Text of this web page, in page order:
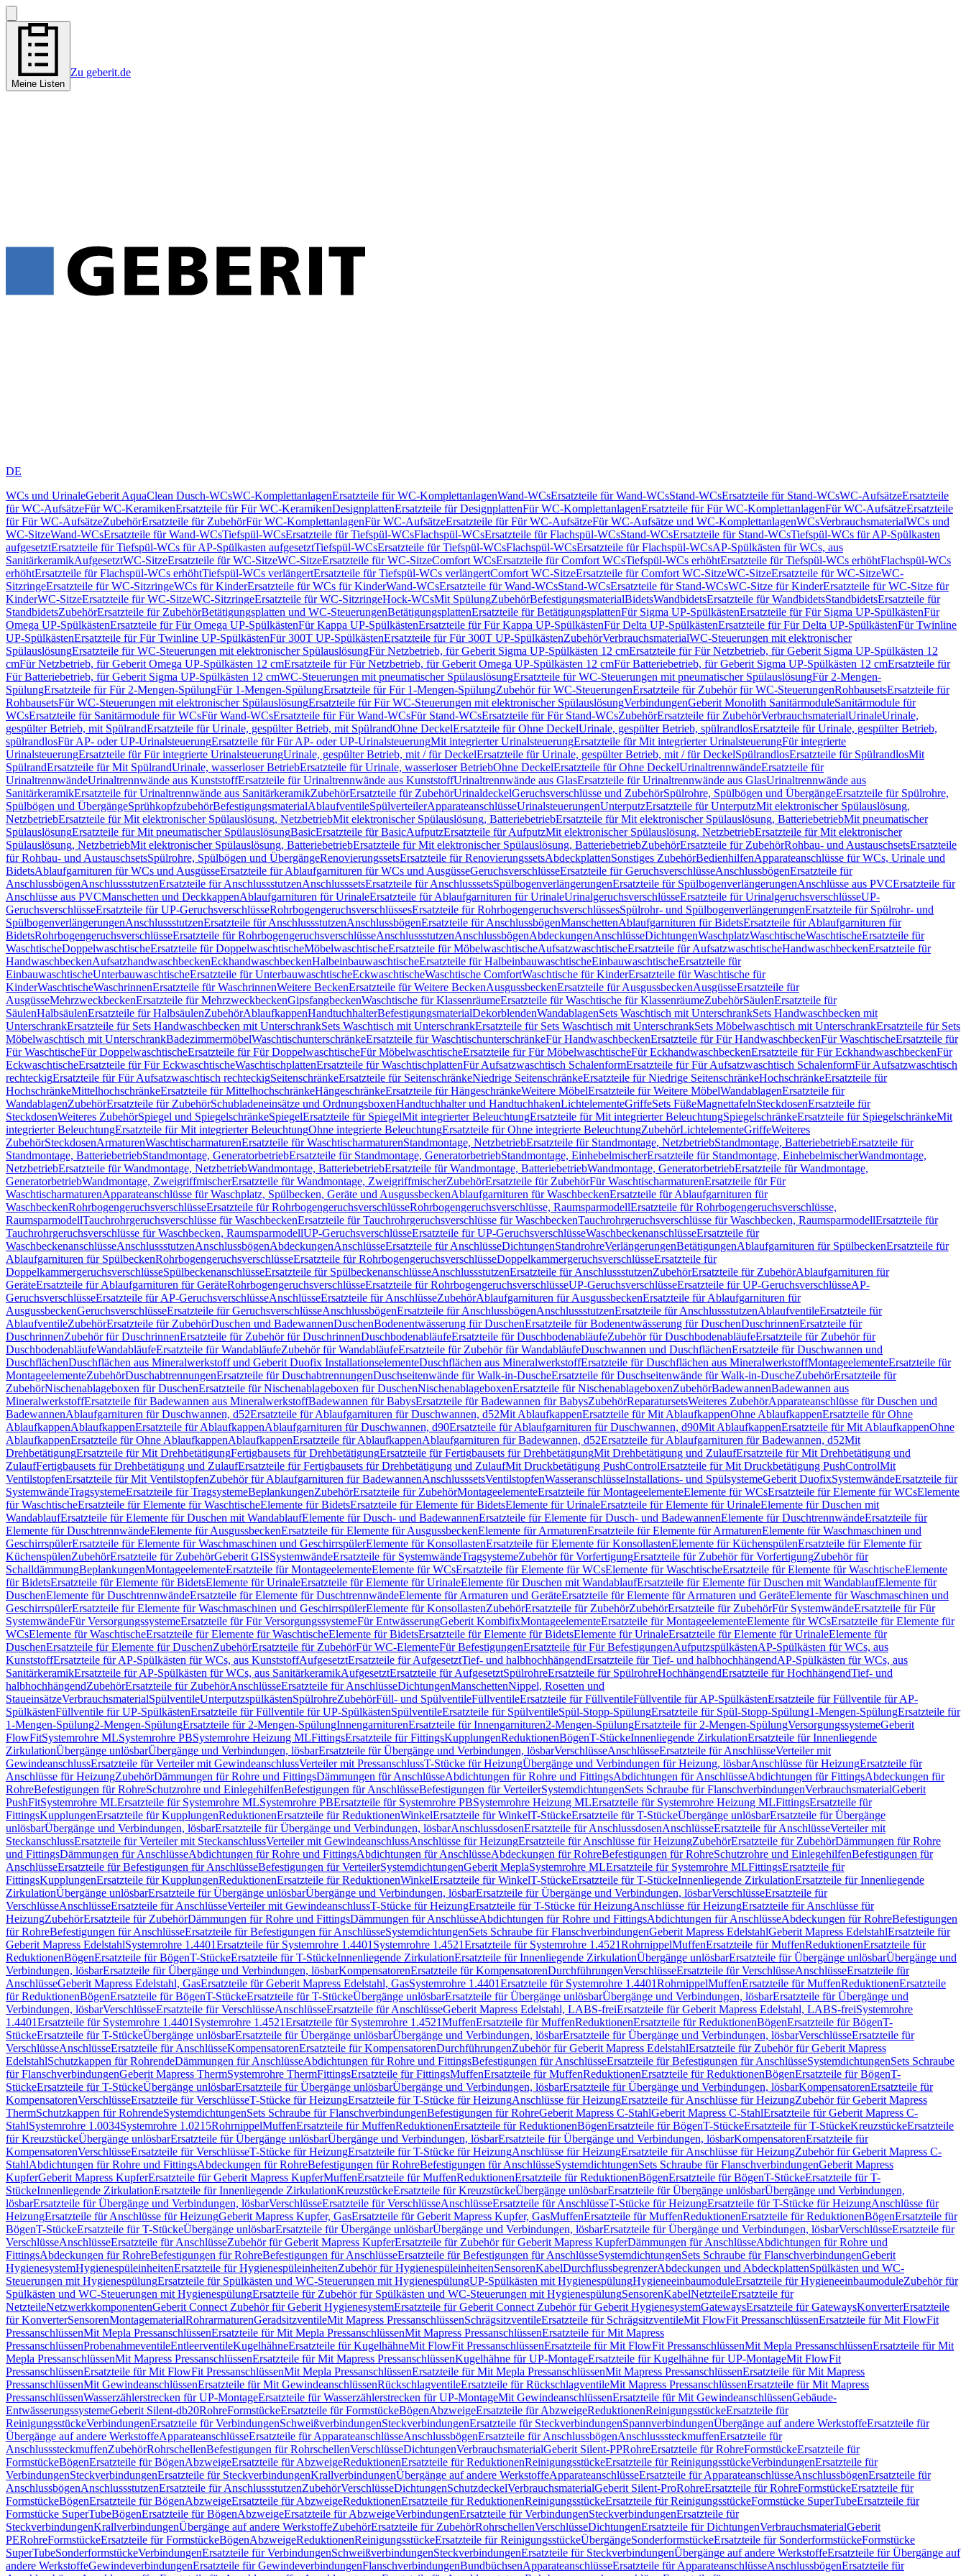
Meine Listen
Zu geberit.de
DE
WCs und UrinaleGeberit AquaClean Dusch-WCsWC-KomplettanlagenErsatzteile für WC-KomplettanlagenWand-WCsErsatzteile für Wand-WCsStand-WCsErsatzteile für Stand-WCsWC-AufsätzeErsatzteile
für WC-AufsätzeFür WC-KeramikenErsatzteile für Für WC-KeramikenDesignplattenErsatzteile für DesignplattenFür WC-KomplettanlagenErsatzteile für Für WC-KomplettanlagenFür WC-AufsätzeErsatzteile
für Für WC-AufsätzeZubehörErsatzteile für ZubehörFür WC-KomplettanlagenFür WC-AufsätzeErsatzteile für Für WC-AufsätzeFür WC-Aufsätze und WC-KomplettanlagenWCsVerbrauchsmaterialWCs und
WC-SitzeWand-WCsErsatzteile für Wand-WCsTiefspül-WCsErsatzteile für Tiefspül-WCsFlachspül-WCsErsatzteile für Flachspül-WCsStand-WCsErsatzteile für Stand-WCsTiefspül-WCs für AP-Spülkasten
aufgesetztErsatzteile für Tiefspül-WCs für AP-Spülkasten aufgesetztTiefspül-WCsErsatzteile für Tiefspül-WCsFlachspül-WCsErsatzteile für Flachspül-WCsAP-Spülkästen für WCs, aus
SanitärkeramikAufgesetztWC-SitzeErsatzteile für WC-SitzeWC-SitzeErsatzteile für WC-SitzeComfort WCsErsatzteile für Comfort WCsTiefspül-WCs erhöhtErsatzteile für Tiefspül-WCs erhöhtFlachspül-WCs
erhöhtErsatzteile für Flachspül-WCs erhöhtTiefspül-WCs verlängertErsatzteile für Tiefspül-WCs verlängertComfort WC-SitzeErsatzteile für Comfort WC-SitzeWC-SitzeErsatzteile für WC-SitzeWC-
SitzringeErsatzteile für WC-SitzringeWCs für KinderErsatzteile für WCs für KinderWand-WCsErsatzteile für Wand-WCsStand-WCsErsatzteile für Stand-WCsWC-Sitze für KinderErsatzteile für WC-Sitze für
KinderWC-SitzeErsatzteile für WC-SitzeWC-SitzringeErsatzteile für WC-SitzringeHock-WCsMit SpülungZubehörBefestigungsmaterialBidetsWandbidetsErsatzteile für WandbidetsStandbidetsErsatzteile für
StandbidetsZubehörErsatzteile für ZubehörBetätigungsplatten und WC-SteuerungenBetätigungsplattenErsatzteile für BetätigungsplattenFür Sigma UP-SpülkästenErsatzteile für Für Sigma UP-SpülkästenFür
Omega UP-SpülkästenErsatzteile für Für Omega UP-SpülkästenFür Kappa UP-SpülkästenErsatzteile für Für Kappa UP-SpülkästenFür Delta UP-SpülkästenErsatzteile für Für Delta UP-SpülkästenFür Twinline
UP-SpülkästenErsatzteile für Für Twinline UP-SpülkästenFür 300T UP-SpülkästenErsatzteile für Für 300T UP-SpülkästenZubehörVerbrauchsmaterialWC-Steuerungen mit elektronischer
SpülauslösungErsatzteile für WC-Steuerungen mit elektronischer SpülauslösungFür Netzbetrieb, für Geberit Sigma UP-Spülkästen 12 cmErsatzteile für Für Netzbetrieb, für Geberit Sigma UP-Spülkästen 12
cmFür Netzbetrieb, für Geberit Omega UP-Spülkästen 12 cmErsatzteile für Für Netzbetrieb, für Geberit Omega UP-Spülkästen 12 cmFür Batteriebetrieb, für Geberit Sigma UP-Spülkästen 12 cmErsatzteile für
Für Batteriebetrieb, für Geberit Sigma UP-Spülkästen 12 cmWC-Steuerungen mit pneumatischer SpülauslösungErsatzteile für WC-Steuerungen mit pneumatischer SpülauslösungFür 2-Mengen-
SpülungErsatzteile für Für 2-Mengen-SpülungFür 1-Mengen-SpülungErsatzteile für Für 1-Mengen-SpülungZubehör für WC-SteuerungenErsatzteile für Zubehör für WC-SteuerungenRohbausetsErsatzteile für
RohbausetsFür WC-Steuerungen mit elektronischer SpülauslösungErsatzteile für Für WC-Steuerungen mit elektronischer SpülauslösungVerbindungenGeberit Monolith SanitärmoduleSanitärmodule für
WCsErsatzteile für Sanitärmodule für WCsFür Wand-WCsErsatzteile für Für Wand-WCsFür Stand-WCsErsatzteile für Für Stand-WCsZubehörErsatzteile für ZubehörVerbrauchsmaterialUrinaleUrinale,
gespülter Betrieb, mit SpülrandErsatzteile für Urinale, gespülter Betrieb, mit SpülrandOhne DeckelErsatzteile für Ohne DeckelUrinale, gespülter Betrieb, spülrandlosErsatzteile für Urinale, gespülter Betrieb,
spülrandlosFür AP- oder UP-UrinalsteuerungErsatzteile für Für AP- oder UP-UrinalsteuerungMit integrierter UrinalsteuerungErsatzteile für Mit integrierter UrinalsteuerungFür integrierte
UrinalsteuerungErsatzteile für Für integrierte UrinalsteuerungUrinale, gespülter Betrieb, mit / für DeckelErsatzteile für Urinale, gespülter Betrieb, mit / für DeckelSpülrandlosErsatzteile für SpülrandlosMit
SpülrandErsatzteile für Mit SpülrandUrinale, wasserloser BetriebErsatzteile für Urinale, wasserloser BetriebOhne DeckelErsatzteile für Ohne DeckelUrinaltrennwändeErsatzteile für
UrinaltrennwändeUrinaltrennwände aus KunststoffErsatzteile für Urinaltrennwände aus KunststoffUrinaltrennwände aus GlasErsatzteile für Urinaltrennwände aus GlasUrinaltrennwände aus
SanitärkeramikErsatzteile für Urinaltrennwände aus SanitärkeramikZubehörErsatzteile für ZubehörUrinaldeckelGeruchsverschlüsse und ZubehörSpülrohre, Spülbögen und ÜbergängeErsatzteile für Spülrohre,
Spülbögen und ÜbergängeSprühkopfzubehörBefestigungsmaterialAblaufventileSpülverteilerApparateanschlüsseUrinalsteuerungenUnterputzErsatzteile für UnterputzMit elektronischer Spülauslösung,
NetzbetriebErsatzteile für Mit elektronischer Spülauslösung, NetzbetriebMit elektronischer Spülauslösung, BatteriebetriebErsatzteile für Mit elektronischer Spülauslösung, BatteriebetriebMit pneumatischer
SpülauslösungErsatzteile für Mit pneumatischer SpülauslösungBasicErsatzteile für BasicAufputzErsatzteile für AufputzMit elektronischer Spülauslösung, NetzbetriebErsatzteile für Mit elektronischer
Spülauslösung, NetzbetriebMit elektronischer Spülauslösung, BatteriebetriebErsatzteile für Mit elektronischer Spülauslösung, BatteriebetriebZubehörErsatzteile für ZubehörRohbau- und AustauschsetsErsatzteile
für Rohbau- und AustauschsetsSpülrohre, Spülbögen und ÜbergängeRenovierungssetsErsatzteile für RenovierungssetsAbdeckplattenSonstiges ZubehörBedienhilfenApparateanschlüsse für WCs, Urinale und
BidetsAblaufgarnituren für WCs und AusgüsseErsatzteile für Ablaufgarnituren für WCs und AusgüsseGeruchsverschlüsseErsatzteile für GeruchsverschlüsseAnschlussbögenErsatzteile für
AnschlussbögenAnschlussstutzenErsatzteile für AnschlussstutzenAnschlusssetsErsatzteile für AnschlusssetsSpülbogenverlängerungenErsatzteile für SpülbogenverlängerungenAnschlüsse aus PVCErsatzteile für
Anschlüsse aus PVCManschetten und DeckkappenAblaufgarnituren für UrinaleErsatzteile für Ablaufgarnituren für UrinaleUrinalgeruchsverschlüsseErsatzteile für UrinalgeruchsverschlüsseUP-
GeruchsverschlüsseErsatzteile für UP-GeruchsverschlüsseRohrbogengeruchsverschlüssesErsatzteile für RohrbogengeruchsverschlüssesSpülrohr- und SpülbogenverlängerungenErsatzteile für Spülrohr- und
SpülbogenverlängerungenAnschlussstutzenErsatzteile für AnschlussstutzenAnschlussbögenErsatzteile für AnschlussbögenManschettenAblaufgarnituren für BidetsErsatzteile für Ablaufgarnituren für
BidetsRohrbogengeruchsverschlüsseErsatzteile für RohrbogengeruchsverschlüsseAnschlussstutzenAnschlussbögenAbdeckungenAnschlüsseDichtungenWaschplatzWaschtischeWaschtischeErsatzteile für
WaschtischeDoppelwaschtischeErsatzteile für DoppelwaschtischeMöbelwaschtischeErsatzteile für MöbelwaschtischeAufsatzwaschtischeErsatzteile für AufsatzwaschtischeHandwaschbeckenErsatzteile für
HandwaschbeckenAufsatzhandwaschbeckenEckhandwaschbeckenHalbeinbauwaschtischeErsatzteile für HalbeinbauwaschtischeEinbauwaschtischeErsatzteile für
EinbauwaschtischeUnterbauwaschtischeErsatzteile für UnterbauwaschtischeEckwaschtischeWaschtische ComfortWaschtische für KinderErsatzteile für Waschtische für
KinderWaschtischeWaschrinnenErsatzteile für WaschrinnenWeitere BeckenErsatzteile für Weitere BeckenAusgussbeckenErsatzteile für AusgussbeckenAusgüsseErsatzteile für
AusgüsseMehrzweckbeckenErsatzteile für MehrzweckbeckenGipsfangbeckenWaschtische für KlassenräumeErsatzteile für Waschtische für KlassenräumeZubehörSäulenErsatzteile für
SäulenHalbsäulenErsatzteile für HalbsäulenZubehörAblaufkappenHandtuchhalterBefestigungsmaterialDekorblendenWandablagenSets Waschtisch mit UnterschrankSets Handwaschbecken mit
UnterschrankErsatzteile für Sets Handwaschbecken mit UnterschrankSets Waschtisch mit UnterschrankErsatzteile für Sets Waschtisch mit UnterschrankSets Möbelwaschtisch mit UnterschrankErsatzteile für Sets
Möbelwaschtisch mit UnterschrankBadezimmermöbelWaschtischunterschränkeErsatzteile für WaschtischunterschränkeFür HandwaschbeckenErsatzteile für Für HandwaschbeckenFür WaschtischeErsatzteile für
Für WaschtischeFür DoppelwaschtischeErsatzteile für Für DoppelwaschtischeFür MöbelwaschtischeErsatzteile für Für MöbelwaschtischeFür EckhandwaschbeckenErsatzteile für Für EckhandwaschbeckenFür
EckwaschtischeErsatzteile für Für EckwaschtischeWaschtischplattenErsatzteile für WaschtischplattenFür Aufsatzwaschtisch SchalenformErsatzteile für Für Aufsatzwaschtisch SchalenformFür Aufsatzwaschtisch
rechteckigErsatzteile für Für Aufsatzwaschtisch rechteckigSeitenschränkeErsatzteile für SeitenschränkeNiedrige SeitenschränkeErsatzteile für Niedrige SeitenschränkeHochschränkeErsatzteile für
HochschränkeMittelhochschränkeErsatzteile für MittelhochschränkeHängeschränkeErsatzteile für HängeschränkeWeitere MöbelErsatzteile für Weitere MöbelWandablagenErsatzteile für
WandablagenZubehörErsatzteile für ZubehörSchubladeneinsätze und OrdnungsboxenHandtuchhalter und HandtuchhakenLichtelementeGriffeSets FüßeMagnettafelnSteckdosenErsatzteile für
SteckdosenWeiteres ZubehörSpiegel und SpiegelschränkeSpiegelErsatzteile für SpiegelMit integrierter BeleuchtungErsatzteile für Mit integrierter BeleuchtungSpiegelschränkeErsatzteile für SpiegelschränkeMit
integrierter BeleuchtungErsatzteile für Mit integrierter BeleuchtungOhne integrierte BeleuchtungErsatzteile für Ohne integrierte BeleuchtungZubehörLichtelementeGriffeWeiteres
ZubehörSteckdosenArmaturenWaschtischarmaturenErsatzteile für WaschtischarmaturenStandmontage, NetzbetriebErsatzteile für Standmontage, NetzbetriebStandmontage, BatteriebetriebErsatzteile für
Standmontage, BatteriebetriebStandmontage, GeneratorbetriebErsatzteile für Standmontage, GeneratorbetriebStandmontage, EinhebelmischerErsatzteile für Standmontage, EinhebelmischerWandmontage,
NetzbetriebErsatzteile für Wandmontage, NetzbetriebWandmontage, BatteriebetriebErsatzteile für Wandmontage, BatteriebetriebWandmontage, GeneratorbetriebErsatzteile für Wandmontage,
GeneratorbetriebWandmontage, ZweigriffmischerErsatzteile für Wandmontage, ZweigriffmischerZubehörErsatzteile für ZubehörFür WaschtischarmaturenErsatzteile für Für
WaschtischarmaturenApparateanschlüsse für Waschplatz, Spülbecken, Geräte und AusgussbeckenAblaufgarnituren für WaschbeckenErsatzteile für Ablaufgarnituren für
WaschbeckenRohrbogengeruchsverschlüsseErsatzteile für RohrbogengeruchsverschlüsseRohrbogengeruchsverschlüsse, RaumsparmodellErsatzteile für Rohrbogengeruchsverschlüsse,
RaumsparmodellTauchrohrgeruchsverschlüsse für WaschbeckenErsatzteile für Tauchrohrgeruchsverschlüsse für WaschbeckenTauchrohrgeruchsverschlüsse für Waschbecken, RaumsparmodellErsatzteile für
Tauchrohrgeruchsverschlüsse für Waschbecken, RaumsparmodellUP-GeruchsverschlüsseErsatzteile für UP-GeruchsverschlüsseWaschbeckenanschlüsseErsatzteile für
WaschbeckenanschlüsseAnschlussstutzenAnschlussbögenAbdeckungenAnschlüsseErsatzteile für AnschlüsseDichtungenStandrohreVerlängerungenBetätigungenAblaufgarnituren für SpülbeckenErsatzteile für
Ablaufgarnituren für SpülbeckenRohrbogengeruchsverschlüsseErsatzteile für RohrbogengeruchsverschlüsseDoppelkammergeruchsverschlüsseErsatzteile für
DoppelkammergeruchsverschlüsseSpülbeckenanschlüsseErsatzteile für SpülbeckenanschlüsseAnschlussstutzenErsatzteile für AnschlussstutzenZubehörErsatzteile für ZubehörAblaufgarnituren für
GeräteErsatzteile für Ablaufgarnituren für GeräteRohrbogengeruchsverschlüsseErsatzteile für RohrbogengeruchsverschlüsseUP-GeruchsverschlüsseErsatzteile für UP-GeruchsverschlüsseAP-
GeruchsverschlüsseErsatzteile für AP-GeruchsverschlüsseAnschlüsseErsatzteile für AnschlüsseZubehörAblaufgarnituren für AusgussbeckenErsatzteile für Ablaufgarnituren für
AusgussbeckenGeruchsverschlüsseErsatzteile für GeruchsverschlüsseAnschlussbögenErsatzteile für AnschlussbögenAnschlussstutzenErsatzteile für AnschlussstutzenAblaufventileErsatzteile für
AblaufventileZubehörErsatzteile für ZubehörDuschen und BadewannenDuschenBodenentwässerung für DuschenErsatzteile für Bodenentwässerung für DuschenDuschrinnenErsatzteile für
DuschrinnenZubehör für DuschrinnenErsatzteile für Zubehör für DuschrinnenDuschbodenabläufeErsatzteile für DuschbodenabläufeZubehör für DuschbodenabläufeErsatzteile für Zubehör für
DuschbodenabläufeWandabläufeErsatzteile für WandabläufeZubehör für WandabläufeErsatzteile für Zubehör für WandabläufeDuschwannen und DuschflächenErsatzteile für Duschwannen und
DuschflächenDuschflächen aus Mineralwerkstoff und Geberit Duofix InstallationselementeDuschflächen aus MineralwerkstoffErsatzteile für Duschflächen aus MineralwerkstoffMontageelementeErsatzteile für
MontageelementeZubehörDuschabtrennungenErsatzteile für DuschabtrennungenDuschseitenwände für Walk-in-DuscheErsatzteile für Duschseitenwände für Walk-in-DuscheZubehörErsatzteile für
ZubehörNischenablageboxen für DuschenErsatzteile für Nischenablageboxen für DuschenNischenablageboxenErsatzteile für NischenablageboxenZubehörBadewannenBadewannen aus
MineralwerkstoffErsatzteile für Badewannen aus MineralwerkstoffBadewannen für BabysErsatzteile für Badewannen für BabysZubehörReparatursetsWeiteres ZubehörApparateanschlüsse für Duschen und
BadewannenAblaufgarnituren für Duschwannen, d52Ersatzteile für Ablaufgarnituren für Duschwannen, d52Mit AblaufkappenErsatzteile für Mit AblaufkappenOhne AblaufkappenErsatzteile für Ohne
AblaufkappenAblaufkappenErsatzteile für AblaufkappenAblaufgarnituren für Duschwannen, d90Ersatzteile für Ablaufgarnituren für Duschwannen, d90Mit AblaufkappenErsatzteile für Mit AblaufkappenOhne
AblaufkappenErsatzteile für Ohne AblaufkappenAblaufkappenErsatzteile für AblaufkappenAblaufgarnituren für Badewannen, d52Ersatzteile für Ablaufgarnituren für Badewannen, d52Mit
DrehbetätigungErsatzteile für Mit DrehbetätigungFertigbausets für DrehbetätigungErsatzteile für Fertigbausets für DrehbetätigungMit Drehbetätigung und ZulaufErsatzteile für Mit Drehbetätigung und
ZulaufFertigbausets für Drehbetätigung und ZulaufErsatzteile für Fertigbausets für Drehbetätigung und ZulaufMit Druckbetätigung PushControlErsatzteile für Mit Druckbetätigung PushControlMit
VentilstopfenErsatzteile für Mit VentilstopfenZubehör für Ablaufgarnituren für BadewannenAnschlusssetsVentilstopfenWasseranschlüsseInstallations- und SpülsystemeGeberit DuofixSystemwändeErsatzteile für
SystemwändeTragsystemeErsatzteile für TragsystemeBeplankungenZubehörErsatzteile für ZubehörMontageelementeErsatzteile für MontageelementeElemente für WCsErsatzteile für Elemente für WCsElemente
für WaschtischeErsatzteile für Elemente für WaschtischeElemente für BidetsErsatzteile für Elemente für BidetsElemente für UrinaleErsatzteile für Elemente für UrinaleElemente für Duschen mit
WandablaufErsatzteile für Elemente für Duschen mit WandablaufElemente für Dusch- und BadewannenErsatzteile für Elemente für Dusch- und BadewannenElemente für DuschtrennwändeErsatzteile für
Elemente für DuschtrennwändeElemente für AusgussbeckenErsatzteile für Elemente für AusgussbeckenElemente für ArmaturenErsatzteile für Elemente für ArmaturenElemente für Waschmaschinen und
GeschirrspülerErsatzteile für Elemente für Waschmaschinen und GeschirrspülerElemente für KonsollastenErsatzteile für Elemente für KonsollastenElemente für KüchenspülenErsatzteile für Elemente für
KüchenspülenZubehörErsatzteile für ZubehörGeberit GISSystemwändeErsatzteile für SystemwändeTragsystemeZubehör für VorfertigungErsatzteile für Zubehör für VorfertigungZubehör für
SchalldämmungBeplankungenMontageelementeErsatzteile für MontageelementeElemente für WCsErsatzteile für Elemente für WCsElemente für WaschtischeErsatzteile für Elemente für WaschtischeElemente
für BidetsErsatzteile für Elemente für BidetsElemente für UrinaleErsatzteile für Elemente für UrinaleElemente für Duschen mit WandablaufErsatzteile für Elemente für Duschen mit WandablaufElemente für
DuschenElemente für DuschtrennwändeErsatzteile für Elemente für DuschtrennwändeElemente für Armaturen und GeräteErsatzteile für Elemente für Armaturen und GeräteElemente für Waschmaschinen und
GeschirrspülerErsatzteile für Elemente für Waschmaschinen und GeschirrspülerElemente für KonsollastenZubehörErsatzteile für ZubehörZubehörErsatzteile für ZubehörFür SystemwändeErsatzteile für Für
SystemwändeFür VersorgungssystemeErsatzteile für Für VersorgungssystemeFür EntwässerungGeberit KombifixMontageelementeErsatzteile für MontageelementeElemente für WCsErsatzteile für Elemente für
WCsElemente für WaschtischeErsatzteile für Elemente für WaschtischeElemente für BidetsErsatzteile für Elemente für BidetsElemente für UrinaleErsatzteile für Elemente für UrinaleElemente für
DuschenErsatzteile für Elemente für DuschenZubehörErsatzteile für ZubehörFür WC-ElementeFür BefestigungenErsatzteile für Für BefestigungenAufputzspülkästenAP-Spülkästen für WCs, aus
KunststoffErsatzteile für AP-Spülkästen für WCs, aus KunststoffAufgesetztErsatzteile für AufgesetztTief- und halbhochhängendErsatzteile für Tief- und halbhochhängendAP-Spülkästen für WCs, aus
SanitärkeramikErsatzteile für AP-Spülkästen für WCs, aus SanitärkeramikAufgesetztErsatzteile für AufgesetztSpülrohreErsatzteile für SpülrohreHochhängendErsatzteile für HochhängendTief- und
halbhochhängendZubehörErsatzteile für ZubehörAnschlüsseErsatzteile für AnschlüsseDichtungenManschettenNippel, Rosetten und
StaueinsätzeVerbrauchsmaterialSpülventileUnterputzspülkästenSpülrohreZubehörFüll- und SpülventileFüllventileErsatzteile für FüllventileFüllventile für AP-SpülkästenErsatzteile für Füllventile für AP-
SpülkästenFüllventile für UP-SpülkästenErsatzteile für Füllventile für UP-SpülkästenSpülventileErsatzteile für SpülventileSpül-Stopp-SpülungErsatzteile für Spül-Stopp-Spülung1-Mengen-SpülungErsatzteile für
1-Mengen-Spülung2-Mengen-SpülungErsatzteile für 2-Mengen-SpülungInnengarniturenErsatzteile für Innengarnituren2-Mengen-SpülungErsatzteile für 2-Mengen-SpülungVersorgungssystemeGeberit
FlowFitSystemrohre MLSystemrohre PBSystemrohre Heizung MLFittingsErsatzteile für FittingsKupplungenReduktionenBögenT-StückeInnenliegende ZirkulationErsatzteile für Innenliegende
ZirkulationÜbergänge unlösbarÜbergänge und Verbindungen, lösbarErsatzteile für Übergänge und Verbindungen, lösbarVerschlüsseAnschlüsseErsatzteile für AnschlüsseVerteiler mit
GewindeanschlussErsatzteile für Verteiler mit GewindeanschlussVerteiler mit PressanschlussT-Stücke für HeizungÜbergänge und Verbindungen für Heizung, lösbarAnschlüsse für HeizungErsatzteile für
Anschlüsse für HeizungZubehörDämmungen für Rohre und FittingsDämmungen für AnschlüsseAbdichtungen für Rohre und FittingsAbdichtungen für AnschlüsseAbdichtungen für FittingsAbdeckungen für
RohreBefestigungen für RohreSchutzrohre und EinlegehilfenBefestigungen für AnschlüsseBefestigungen für VerteilerSystemdichtungenSets Schraube für FlanschverbindungenVerbrauchsmaterialGeberit
PushFitSystemrohre MLErsatzteile für Systemrohre MLSystemrohre PBErsatzteile für Systemrohre PBSystemrohre Heizung MLErsatzteile für Systemrohre Heizung MLFittingsErsatzteile für
FittingsKupplungenErsatzteile für KupplungenReduktionenErsatzteile für ReduktionenWinkelErsatzteile für WinkelT-StückeErsatzteile für T-StückeÜbergänge unlösbarErsatzteile für Übergänge
unlösbarÜbergänge und Verbindungen, lösbarErsatzteile für Übergänge und Verbindungen, lösbarAnschlussdosenErsatzteile für AnschlussdosenAnschlüsseErsatzteile für AnschlüsseVerteiler mit
SteckanschlussErsatzteile für Verteiler mit SteckanschlussVerteiler mit GewindeanschlussAnschlüsse für HeizungErsatzteile für Anschlüsse für HeizungZubehörErsatzteile für ZubehörDämmungen für Rohre
und FittingsDämmungen für AnschlüsseAbdichtungen für Rohre und FittingsAbdichtungen für AnschlüsseAbdeckungen für RohreBefestigungen für RohreSchutzrohre und EinlegehilfenBefestigungen für
AnschlüsseErsatzteile für Befestigungen für AnschlüsseBefestigungen für VerteilerSystemdichtungenGeberit MeplaSystemrohre MLErsatzteile für Systemrohre MLFittingsErsatzteile für
FittingsKupplungenErsatzteile für KupplungenReduktionenErsatzteile für ReduktionenWinkelErsatzteile für WinkelT-StückeErsatzteile für T-StückeInnenliegende ZirkulationErsatzteile für Innenliegende
ZirkulationÜbergänge unlösbarErsatzteile für Übergänge unlösbarÜbergänge und Verbindungen, lösbarErsatzteile für Übergänge und Verbindungen, lösbarVerschlüsseErsatzteile für
VerschlüsseAnschlüsseErsatzteile für AnschlüsseVerteiler mit GewindeanschlussT-Stücke für HeizungErsatzteile für T-Stücke für HeizungAnschlüsse für HeizungErsatzteile für Anschlüsse für
HeizungZubehörErsatzteile für ZubehörDämmungen für Rohre und FittingsDämmungen für AnschlüsseAbdichtungen für Rohre und FittingsAbdichtungen für AnschlüsseAbdeckungen für RohreBefestigungen
für RohreBefestigungen für AnschlüsseErsatzteile für Befestigungen für AnschlüsseSystemdichtungenSets Schraube für FlanschverbindungenGeberit Mapress EdelstahlGeberit Mapress EdelstahlErsatzteile für
Geberit Mapress EdelstahlSystemrohre 1.4401Ersatzteile für Systemrohre 1.4401 Systemrohre 1.4521Ersatzteile für Systemrohre 1.4521RohrnippelMuffenErsatzteile für MuffenReduktionenErsatzteile für
ReduktionenBögenErsatzteile für BögenT-StückeErsatzteile für T-StückeInnenliegende ZirkulationErsatzteile für Innenliegende ZirkulationÜbergänge unlösbarErsatzteile für Übergänge unlösbarÜbergänge und
Verbindungen, lösbarErsatzteile für Übergänge und Verbindungen, lösbarKompensatorenErsatzteile für KompensatorenDurchführungenVerschlüsseErsatzteile für VerschlüsseAnschlüsseErsatzteile für
AnschlüsseGeberit Mapress Edelstahl, GasErsatzteile für Geberit Mapress Edelstahl, GasSystemrohre 1.4401Ersatzteile für Systemrohre 1.4401RohrnippelMuffenErsatzteile für MuffenReduktionenErsatzteile
für ReduktionenBögenErsatzteile für BögenT-StückeErsatzteile für T-StückeÜbergänge unlösbarErsatzteile für Übergänge unlösbarÜbergänge und Verbindungen, lösbarErsatzteile für Übergänge und
Verbindungen, lösbarVerschlüsseErsatzteile für VerschlüsseAnschlüsseErsatzteile für AnschlüsseGeberit Mapress Edelstahl, LABS-freiErsatzteile für Geberit Mapress Edelstahl, LABS-freiSystemrohre
1.4401Ersatzteile für Systemrohre 1.4401 Systemrohre 1.4521Ersatzteile für Systemrohre 1.4521MuffenErsatzteile für MuffenReduktionenErsatzteile für ReduktionenBögenErsatzteile für BögenT-
StückeErsatzteile für T-StückeÜbergänge unlösbarErsatzteile für Übergänge unlösbarÜbergänge und Verbindungen, lösbarErsatzteile für Übergänge und Verbindungen, lösbarVerschlüsseErsatzteile für
VerschlüsseAnschlüsseErsatzteile für AnschlüsseKompensatorenErsatzteile für KompensatorenDurchführungenZubehör für Geberit Mapress EdelstahlErsatzteile für Zubehör für Geberit Mapress
EdelstahlSchutzkappen für RohrendeDämmungen für AnschlüsseAbdichtungen für Rohre und FittingsBefestigungen für AnschlüsseErsatzteile für Befestigungen für AnschlüsseSystemdichtungenSets Schraube
für FlanschverbindungenGeberit Mapress ThermSystemrohre ThermFittingsErsatzteile für FittingsMuffenErsatzteile für MuffenReduktionenErsatzteile für ReduktionenBögenErsatzteile für BögenT-
StückeErsatzteile für T-StückeÜbergänge unlösbarErsatzteile für Übergänge unlösbarÜbergänge und Verbindungen, lösbarErsatzteile für Übergänge und Verbindungen, lösbarKompensatorenErsatzteile für
KompensatorenVerschlüsseErsatzteile für VerschlüsseT-Stücke für HeizungErsatzteile für T-Stücke für HeizungAnschlüsse für HeizungErsatzteile für Anschlüsse für HeizungZubehör für Geberit Mapress
ThermSchutzkappen für RohrendeSystemdichtungenSets Schraube für FlanschverbindungenBefestigungen für RohreGeberit Mapress C-StahlGeberit Mapress C-StahlErsatzteile für Geberit Mapress C-
StahlSystemrohre 1.0034Systemrohre 1.0215RohrnippelMuffenErsatzteile für MuffenReduktionenErsatzteile für ReduktionenBögenErsatzteile für BögenT-StückeErsatzteile für T-StückeKreuzstückeErsatzteile
für KreuzstückeÜbergänge unlösbarErsatzteile für Übergänge unlösbarÜbergänge und Verbindungen, lösbarErsatzteile für Übergänge und Verbindungen, lösbarKompensatorenErsatzteile für
KompensatorenVerschlüsseErsatzteile für VerschlüsseT-Stücke für HeizungErsatzteile für T-Stücke für HeizungAnschlüsse für HeizungErsatzteile für Anschlüsse für HeizungZubehör für Geberit Mapress C-
StahlAbdichtungen für Rohre und FittingsAbdeckungen für RohreBefestigungen für RohreBefestigungen für AnschlüsseSystemdichtungenSets Schraube für FlanschverbindungenGeberit Mapress
KupferGeberit Mapress KupferErsatzteile für Geberit Mapress KupferMuffenErsatzteile für MuffenReduktionenErsatzteile für ReduktionenBögenErsatzteile für BögenT-StückeErsatzteile für T-
StückeInnenliegende ZirkulationErsatzteile für Innenliegende ZirkulationKreuzstückeErsatzteile für KreuzstückeÜbergänge unlösbarErsatzteile für Übergänge unlösbarÜbergänge und Verbindungen,
lösbarErsatzteile für Übergänge und Verbindungen, lösbarVerschlüsseErsatzteile für VerschlüsseAnschlüsseErsatzteile für AnschlüsseT-Stücke für HeizungErsatzteile für T-Stücke für HeizungAnschlüsse für
HeizungErsatzteile für Anschlüsse für HeizungGeberit Mapress Kupfer, GasErsatzteile für Geberit Mapress Kupfer, GasMuffenErsatzteile für MuffenReduktionenErsatzteile für ReduktionenBögenErsatzteile für
BögenT-StückeErsatzteile für T-StückeÜbergänge unlösbarErsatzteile für Übergänge unlösbarÜbergänge und Verbindungen, lösbarErsatzteile für Übergänge und Verbindungen, lösbarVerschlüsseErsatzteile für
VerschlüsseAnschlüsseErsatzteile für AnschlüsseZubehör für Geberit Mapress KupferErsatzteile für Zubehör für Geberit Mapress KupferDämmungen für AnschlüsseAbdichtungen für Rohre und
FittingsAbdeckungen für RohreBefestigungen für RohreBefestigungen für AnschlüsseErsatzteile für Befestigungen für AnschlüsseSystemdichtungenSets Schraube für FlanschverbindungenGeberit
HygienesystemHygienespüleinheitenErsatzteile für HygienespüleinheitenZubehör für HygienespüleinheitenSensorenKabelDurchflussbegrenzerAbdeckungen und AbdeckplattenSpülkästen und WC-
Steuerungen mit HygienespülungErsatzteile für Spülkästen und WC-Steuerungen mit HygienespülungUP-Spülkästen mit HygienespülungHygieneeinbaumoduleErsatzteile für HygieneeinbaumoduleZubehör für
Spülkästen und WC-Steuerungen mit HygienespülungErsatzteile für Zubehör für Spülkästen und WC-Steuerungen mit HygienespülungSensorenKabelNetzteileErsatzteile für
NetzteileNetzwerkkomponentenGeberit Connect Zubehör für Geberit HygienesystemErsatzteile für Geberit Connect Zubehör für Geberit HygienesystemGatewaysErsatzteile für GatewaysKonverterErsatzteile
für KonverterSensorenMontagematerialRohrarmaturenGeradsitzventileMit Mapress PressanschlüssenSchrägsitzventileErsatzteile für SchrägsitzventileMit FlowFit PressanschlüssenErsatzteile für Mit FlowFit
PressanschlüssenMit Mepla PressanschlüssenErsatzteile für Mit Mepla PressanschlüssenMit Mapress PressanschlüssenErsatzteile für Mit Mapress
PressanschlüssenProbenahmeventileEntleerventileKugelhähneErsatzteile für KugelhähneMit FlowFit PressanschlüssenErsatzteile für Mit FlowFit PressanschlüssenMit Mepla PressanschlüssenErsatzteile für Mit
Mepla PressanschlüssenMit Mapress PressanschlüssenErsatzteile für Mit Mapress PressanschlüssenKugelhähne für UP-MontageErsatzteile für Kugelhähne für UP-MontageMit FlowFit
PressanschlüssenErsatzteile für Mit FlowFit PressanschlüssenMit Mepla PressanschlüssenErsatzteile für Mit Mepla PressanschlüssenMit Mapress PressanschlüssenErsatzteile für Mit Mapress
PressanschlüssenMit GewindeanschlüssenErsatzteile für Mit GewindeanschlüssenRückschlagventileErsatzteile für RückschlagventileMit Mapress PressanschlüssenErsatzteile für Mit Mapress
PressanschlüssenWasserzählerstrecken für UP-MontageErsatzteile für Wasserzählerstrecken für UP-MontageMit GewindeanschlüssenErsatzteile für Mit GewindeanschlüssenGebäude-
EntwässerungssystemeGeberit Silent-db20RohreFormstückeErsatzteile für FormstückeBögenAbzweigeErsatzteile für AbzweigeReduktionenReinigungsstückeErsatzteile für
ReinigungsstückeVerbindungenErsatzteile für VerbindungenSchweißverbindungenSteckverbindungenErsatzteile für SteckverbindungenSpannverbindungenÜbergänge auf andere WerkstoffeErsatzteile für
Übergänge auf andere WerkstoffeApparateanschlüsseErsatzteile für ApparateanschlüsseAnschlussbögenErsatzteile für AnschlussbögenAnschlusssteckmuffenErsatzteile für
AnschlusssteckmuffenZubehörRohrschellenBefestigungen für RohrschellenVerschlüsseDichtungenVerbrauchsmaterialGeberit Silent-PPRohreErsatzteile für RohreFormstückeErsatzteile für
FormstückeBögenErsatzteile für BögenAbzweigeErsatzteile für AbzweigeReduktionenErsatzteile für ReduktionenReinigungsstückeErsatzteile für ReinigungsstückeVerbindungenErsatzteile für
VerbindungenSteckverbindungenErsatzteile für SteckverbindungenKrallverbindungenÜbergänge auf andere WerkstoffeApparateanschlüsseErsatzteile für ApparateanschlüsseAnschlussbögenErsatzteile für
AnschlussbögenAnschlussstutzenErsatzteile für AnschlussstutzenZubehörVerschlüsseDichtungenSchutzdeckelVerbrauchsmaterialGeberit Silent-ProRohreErsatzteile für RohreFormstückeErsatzteile für
FormstückeBögenErsatzteile für BögenAbzweigeErsatzteile für AbzweigeReduktionenErsatzteile für ReduktionenReinigungsstückeErsatzteile für ReinigungsstückeFormstücke SuperTubeErsatzteile für
Formstücke SuperTubeBögenErsatzteile für BögenAbzweigeErsatzteile für AbzweigeVerbindungenErsatzteile für VerbindungenSteckverbindungenErsatzteile für
SteckverbindungenKrallverbindungenÜbergänge auf andere WerkstoffeZubehörErsatzteile für ZubehörRohrschellenVerschlüsseDichtungenErsatzteile für DichtungenVerbrauchsmaterialGeberit
PERohreFormstückeErsatzteile für FormstückeBögenAbzweigeReduktionenReinigungsstückeErsatzteile für ReinigungsstückeÜbergängeSonderformstückeErsatzteile für SonderformstückeFormstücke
SuperTubeSonderformstückeVerbindungenErsatzteile für VerbindungenSchweißverbindungenSteckverbindungenErsatzteile für SteckverbindungenÜbergänge auf andere WerkstoffeErsatzteile für Übergänge auf
andere WerkstoffeGewindeverbindungenErsatzteile für GewindeverbindungenFlanschverbindungenBundbüchsenApparateanschlüsseErsatzteile für ApparateanschlüsseAnschlussbögenErsatzteile für